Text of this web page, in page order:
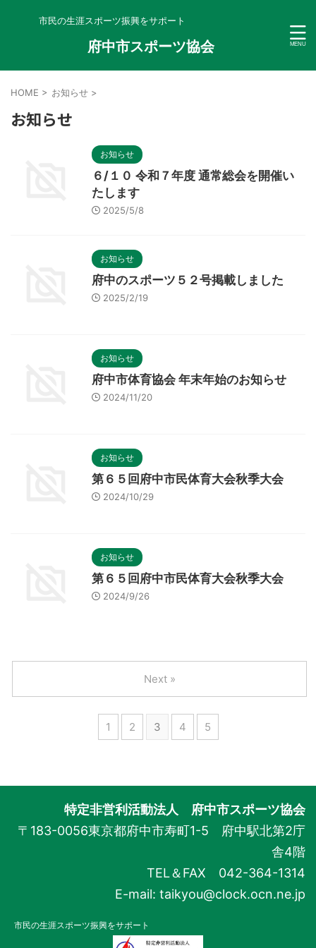
市民の生涯スポーツ振興をサポート
府中市スポーツ協会
HOME > お知らせ >
お知らせ
お知らせ
６/１０ 令和７年度 通常総会を開催い
たします
2025/5/8
お知らせ
府中のスポーツ５２号掲載しました
2025/2/19
お知らせ
府中市体育協会 年末年始のお知らせ
2024/11/20
お知らせ
第６５回府中市民体育大会秋季大会
2024/10/29
お知らせ
第６５回府中市民体育大会秋季大会
2024/9/26
1 2 3 4 5
Next »
特定非営利活動法人 府中市スポーツ協会
〒183-0056東京都府中市寿町1-5 府中駅北第2庁
舎4階
TEL＆FAX 042-364-1314
E-mail: taikyou@clock.ocn.ne.jp
市民の生涯スポーツ振興をサポート